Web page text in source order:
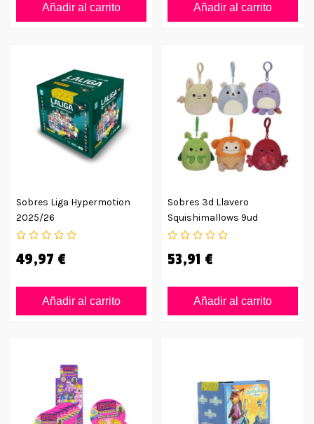
Añadir al carrito Añadir al carrito
Sobres Liga Hypermotion
2025/26
49,97 €
Añadir al carrito
Sobres 3d Llavero
Squishimallows 9ud
53,91 €
Añadir al carrito